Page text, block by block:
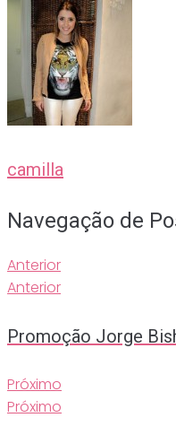
camilla
Navegação de
Anterior
Anterior
Promoção Jorge
Próximo
Próximo